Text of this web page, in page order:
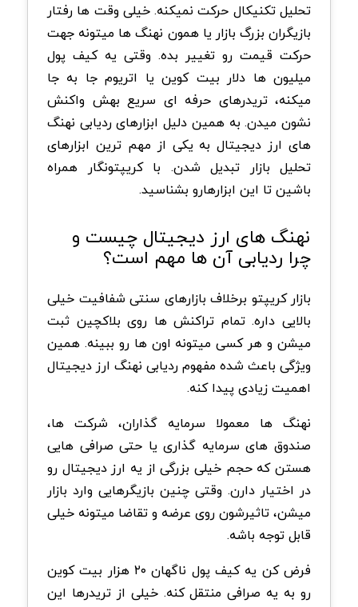
تحلیل تکنیکال حرکت نمیکنه. خیلی وقت ها رفتار
بازیگران بزرگ بازار یا همون نهنگ ها میتونه جهت
حرکت قیمت رو تغییر بده. وقتی یه کیف پول
میلیون ها دلار بیت کوین یا اتریوم جا به جا
میکنه، تریدرهای حرفه ای سریع بهش واکنش
نشون میدن. به همین دلیل ابزارهای ردیابی نهنگ
های ارز دیجیتال به یکی از مهم ترین ابزارهای
تحلیل بازار تبدیل شدن. با کریپتونگار همراه
باشین تا این ابزارهارو بشناسید.
نهنگ های ارز دیجیتال چیست و
چرا ردیابی آن ها مهم است؟
بازار کریپتو برخلاف بازارهای سنتی شفافیت خیلی
بالایی داره. تمام تراکنش ها روی بلاکچین ثبت
میشن و هر کسی میتونه اون ها رو ببینه. همین
ویژگی باعث شده مفهوم ردیابی نهنگ ارز دیجیتال
اهمیت زیادی پیدا کنه.
نهنگ ها معمولا سرمایه گذاران، شرکت ها،
صندوق های سرمایه گذاری یا حتی صرافی هایی
هستن که حجم خیلی بزرگی از یه ارز دیجیتال رو
در اختیار دارن. وقتی چنین بازیگرهایی وارد بازار
میشن، تاثیرشون روی عرضه و تقاضا میتونه خیلی
قابل توجه باشه.
فرض کن یه کیف پول ناگهان ۲۰ هزار بیت کوین
رو به یه صرافی منتقل کنه. خیلی از تریدرها این